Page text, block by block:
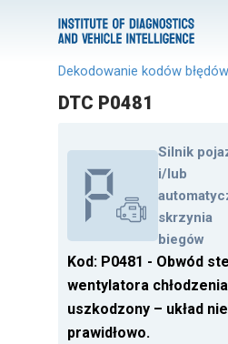
Dekodowanie kodów
DTC P0481
Silnik
i/lub
skrzynia
biegów
Kod: P0481 - Obwód
wentylatora
uszkodzony – układ
prawidłowo.